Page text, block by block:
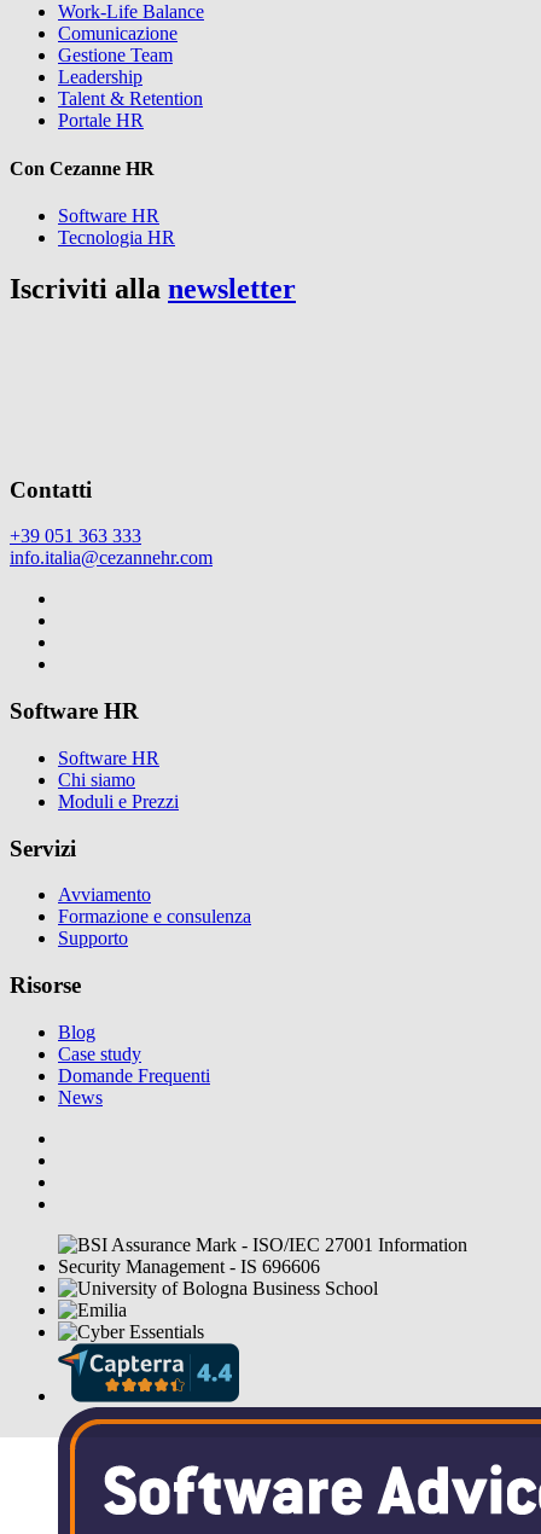
Work-Life Balance
Comunicazione
Gestione Team
Leadership
Talent & Retention
Portale HR
Con Cezanne HR
Software HR
Tecnologia HR
Iscriviti alla newsletter
Contatti
+39 051 363 333
info.italia@cezannehr.com
Software HR
Software HR
Chi siamo
Moduli e Prezzi
Servizi
Avviamento
Formazione e consulenza
Supporto
Risorse
Blog
Case study
Domande Frequenti
News